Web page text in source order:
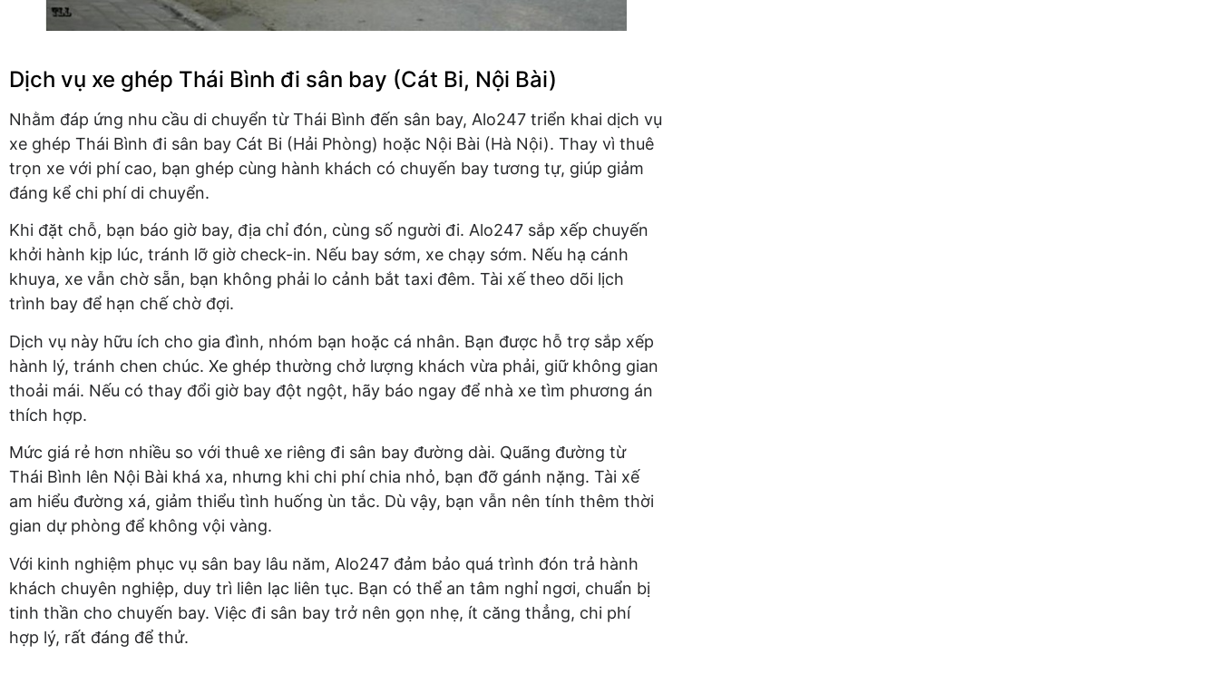
Dịch vụ xe ghép Thái Bình đi sân bay (Cát Bi, Nội Bài)
Nhằm đáp ứng nhu cầu di chuyển từ Thái Bình đến sân bay, Alo247 triển khai dịch vụ
xe ghép Thái Bình đi sân bay Cát Bi (Hải Phòng) hoặc Nội Bài (Hà Nội). Thay vì thuê
trọn xe với phí cao, bạn ghép cùng hành khách có chuyến bay tương tự, giúp giảm
đáng kể chi phí di chuyển.
Khi đặt chỗ, bạn báo giờ bay, địa chỉ đón, cùng số người đi. Alo247 sắp xếp chuyến
khởi hành kịp lúc, tránh lỡ giờ check-in. Nếu bay sớm, xe chạy sớm. Nếu hạ cánh
khuya, xe vẫn chờ sẵn, bạn không phải lo cảnh bắt taxi đêm. Tài xế theo dõi lịch
trình bay để hạn chế chờ đợi.
Dịch vụ này hữu ích cho gia đình, nhóm bạn hoặc cá nhân. Bạn được hỗ trợ sắp xếp
hành lý, tránh chen chúc. Xe ghép thường chở lượng khách vừa phải, giữ không gian
thoải mái. Nếu có thay đổi giờ bay đột ngột, hãy báo ngay để nhà xe tìm phương án
thích hợp.
Mức giá rẻ hơn nhiều so với thuê xe riêng đi sân bay đường dài. Quãng đường từ
Thái Bình lên Nội Bài khá xa, nhưng khi chi phí chia nhỏ, bạn đỡ gánh nặng. Tài xế
am hiểu đường xá, giảm thiểu tình huống ùn tắc. Dù vậy, bạn vẫn nên tính thêm thời
gian dự phòng để không vội vàng.
Với kinh nghiệm phục vụ sân bay lâu năm, Alo247 đảm bảo quá trình đón trả hành
khách chuyên nghiệp, duy trì liên lạc liên tục. Bạn có thể an tâm nghỉ ngơi, chuẩn bị
tinh thần cho chuyến bay. Việc đi sân bay trở nên gọn nhẹ, ít căng thẳng, chi phí
hợp lý, rất đáng để thử.